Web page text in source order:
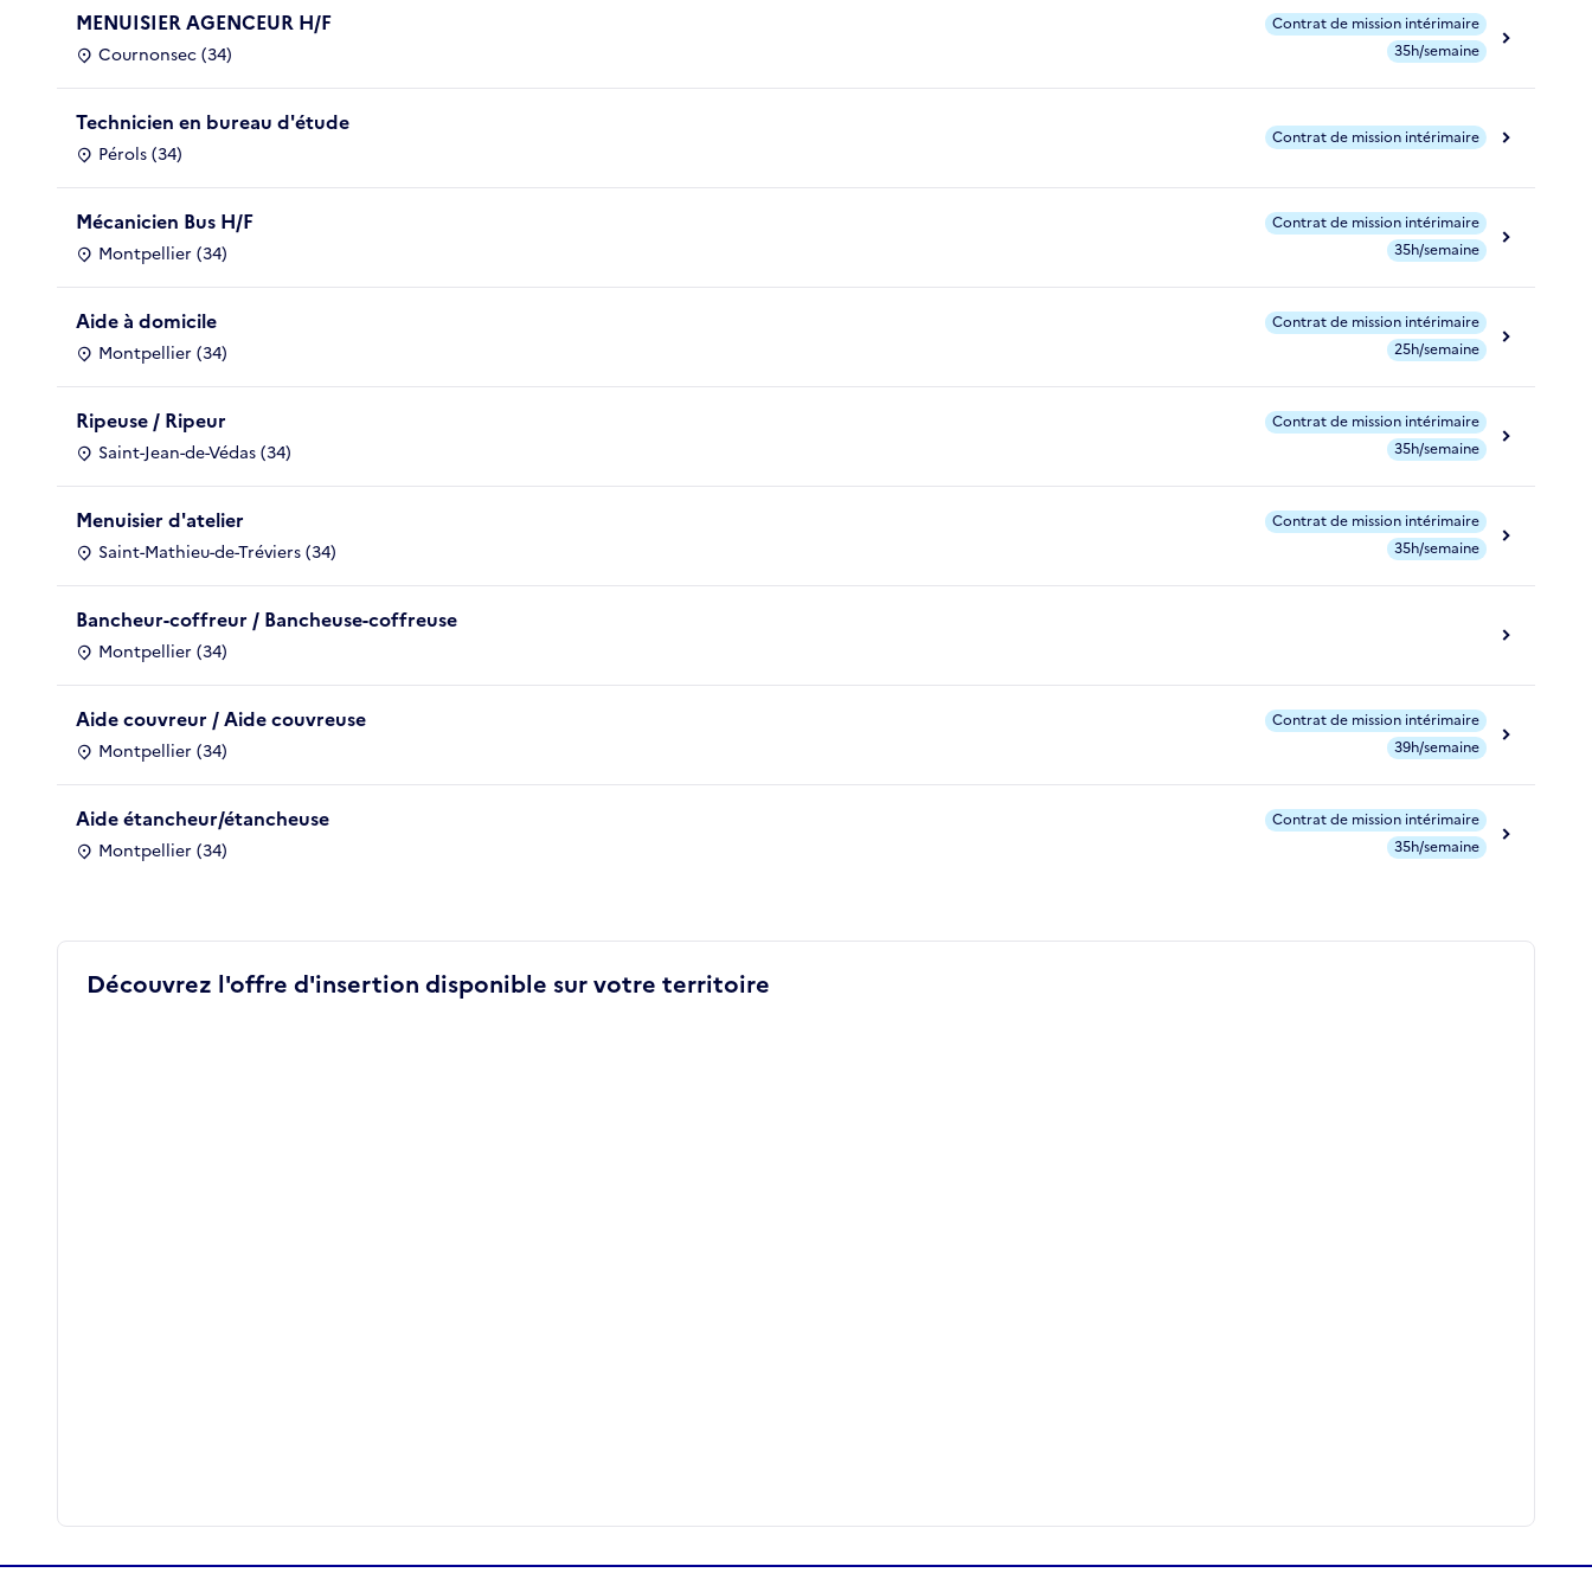
MENUISIER AGENCEUR H/F
Cournonsec (34)
Contrat de mission intérimaire
35h/semaine
Technicien en bureau d'étude
Pérols (34)
Contrat de mission intérimaire
Mécanicien Bus H/F
Montpellier (34)
Contrat de mission intérimaire
35h/semaine
Aide à domicile
Montpellier (34)
Contrat de mission intérimaire
25h/semaine
Ripeuse / Ripeur
Saint-Jean-de-Védas (34)
Contrat de mission intérimaire
35h/semaine
Menuisier d'atelier
Saint-Mathieu-de-Tréviers (34)
Contrat de mission intérimaire
35h/semaine
Bancheur-coffreur / Bancheuse-coffreuse
Montpellier (34)
Aide couvreur / Aide couvreuse
Montpellier (34)
Contrat de mission intérimaire
39h/semaine
Aide étancheur/étancheuse
Montpellier (34)
Contrat de mission intérimaire
35h/semaine
Découvrez l'offre d'insertion disponible sur votre territoire